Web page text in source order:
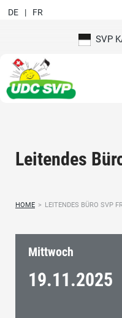
SVP
DE FR
Leitendes
HOME > LEITENDES BÜRO SVP
Mittwoch
19.11.2025